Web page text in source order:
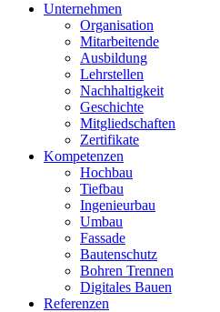
Unternehmen
Organisation
Mitarbeitende
Ausbildung
Lehrstellen
Nachhaltigkeit
Geschichte
Mitgliedschaften
Zertifikate
Kompetenzen
Hochbau
Tiefbau
Ingenieurbau
Umbau
Fassade
Bautenschutz
Bohren Trennen
Digitales Bauen
Referenzen